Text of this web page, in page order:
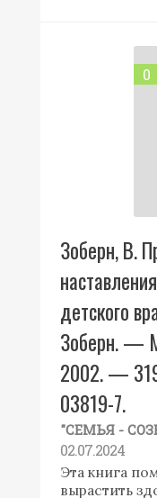
0
Зоберн, В.
детского
Зоберн. —
2002. —
03819-7.
"СЕМЬЯ -
02.07.2024
Эта книга
вырастить